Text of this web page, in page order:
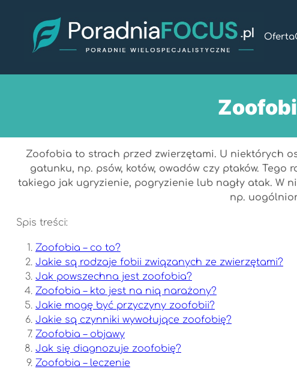
Oferta
Zoofobia to strach przed zwierzętami. U niektórych
gatunku, np. psów, kotów, owadów czy ptaków.
takiego jak ugryzienie, pogryzienie lub nagły atak. W
np.
Spis treści:
Zoofobia – co to?
Jakie są rodzaje fobii związanych ze zwierzętami?
Jak powszechna jest zoofobia?
Zoofobia – kto jest na nią narażony?
Jakie mogę być przyczyny zoofobii?
Jakie są czynniki wywołujące zoofobię?
Zoofobia – objawy
Jak się diagnozuje zoofobię?
Zoofobia – leczenie